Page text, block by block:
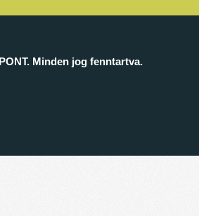
Minden jog fenntartva.